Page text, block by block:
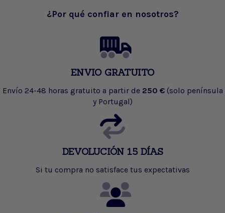
¿Por qué confiar en nosotros?
ENVIO GRATUITO
Envío 24-48 horas gratuito a partir de 250 € (solo península
y Portugal)
DEVOLUCIÓN 15 DÍAS
Si tu compra no satisface tus expectativas